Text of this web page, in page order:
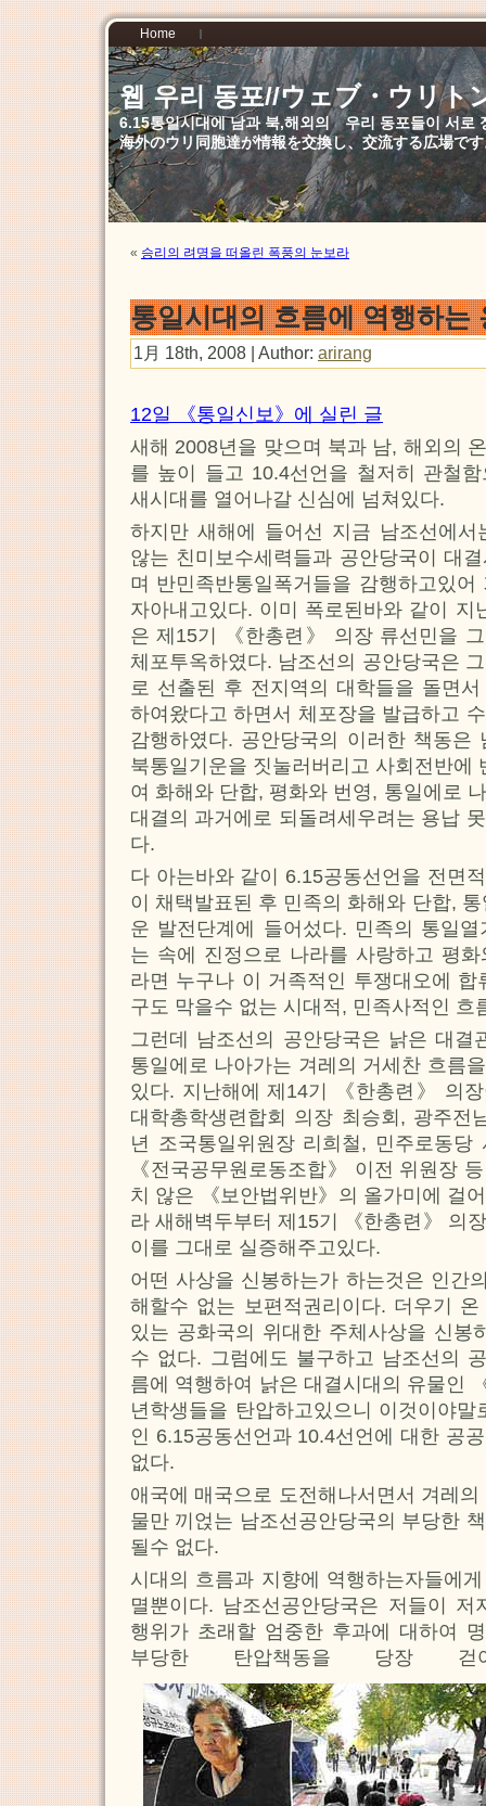
Home
웹 우리 동포//ウェブ・ウリト
6.15통일시대에 남과 북,해외의 우리 동포들이 서로
海外のウリ同胞達が情報を交換し、交流する広場で
« 승리의 려명을 떠올린 폭풍의 눈보라
통일시대의 흐름에 역행하는
1月 18th, 2008 | Author: arirang
12일 《통일신보》에 실린 글
새해 2008년을 맞으며 북과 남, 해외의
를 높이 들고 10.4선언을 철저히 관철
새시대를 열어나갈 신심에 넘쳐있다.
하지만 새해에 들어선 지금 남조선에
않는 친미보수세력들과 공안당국이 대
며 반민족반통일폭거들을 감행하고있
자아내고있다. 이미 폭로된바와 같이 지
은 제15기 《한총련》 의장 류선민을
체포투옥하였다. 남조선의 공안당국은
로 선출된 후 전지역의 대학들을 돌면
하여왔다고 하면서 체포장을 발급하고
감행하였다. 공안당국의 이러한 책동은
북통일기운을 짓눌러버리고 사회전반에
여 화해와 단합, 평화와 번영, 통일에로
대결의 과거에로 되돌려세우려는 용납
다.
다 아는바와 같이 6.15공동선언을 전면
이 채택발표된 후 민족의 화해와 단합,
운 발전단계에 들어섰다. 민족의 통일
는 속에 진정으로 나라를 사랑하고 평
라면 누구나 이 거족적인 투쟁대오에
구도 막을수 없는 시대적, 민족사적인 흐
그런데 남조선의 공안당국은 낡은 대결
통일에로 나아가는 겨레의 거세찬 흐름
있다. 지난해에 제14기 《한총련》 의
대학총학생련합회 의장 최승회, 광주전
년 조국통일위원장 리희철, 민주로동당
《전국공무원로동조합》 이전 위원장
치 않은 《보안법위반》의 올가미에 걸
라 새해벽두부터 제15기 《한총련》 의
이를 그대로 실증해주고있다.
어떤 사상을 신봉하는가 하는것은 인간
해할수 없는 보편적권리이다. 더우기
있는 공화국의 위대한 주체사상을 신봉
수 없다. 그럼에도 불구하고 남조선의
름에 역행하여 낡은 대결시대의 유물인
년학생들을 탄압하고있으니 이것이야
인 6.15공동선언과 10.4선언에 대한 공
없다.
애국에 매국으로 도전해나서면서 겨레
물만 끼얹는 남조선공안당국의 부당한
될수 없다.
시대의 흐름과 지향에 역행하는자들에
멸뿐이다. 남조선공안당국은 저들이 저
행위가 초래할 엄중한 후과에 대하여
부당한 탄압책동을 당